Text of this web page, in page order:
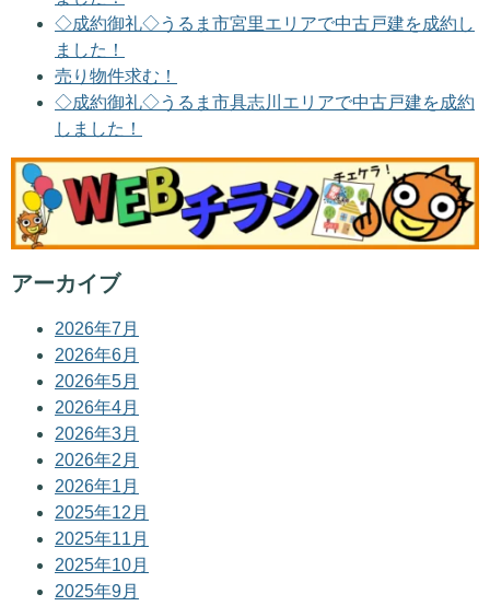
◇成約御礼◇うるま市宮里エリアで中古戸建を成約し
ました！
売り物件求む！
◇成約御礼◇うるま市具志川エリアで中古戸建を成約
しました！
アーカイブ
2026年7月
2026年6月
2026年5月
2026年4月
2026年3月
2026年2月
2026年1月
2025年12月
2025年11月
2025年10月
2025年9月